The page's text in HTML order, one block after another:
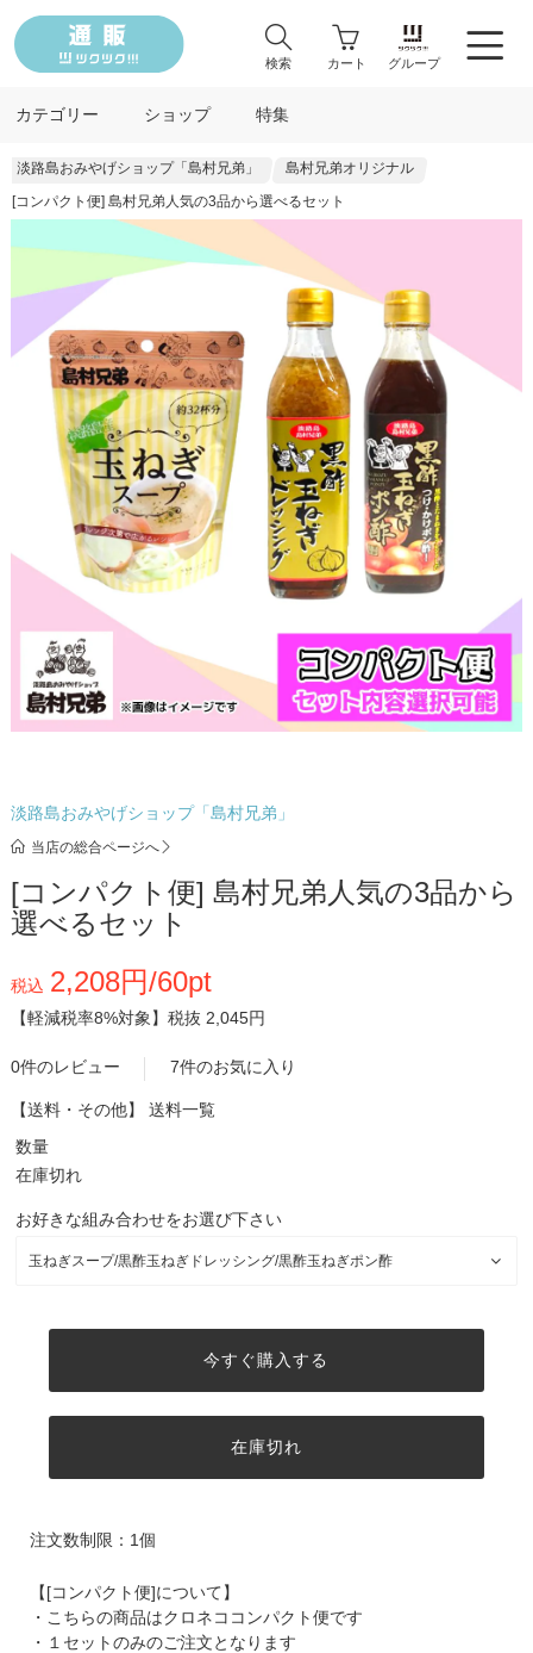
検索 カート グループ
カテゴリー ショップ 特集
淡路島おみやげショップ「島村兄弟」
島村兄弟オリジナル
[コンパクト便] 島村兄弟人気の3品から選べるセット
淡路島おみやげショップ「島村兄弟」
当店の総合ページへ
[コンパクト便] 島村兄弟人気の3品から
選べるセット
税込 2,208円/60pt
【軽減税率8%対象】 税抜 2,045円
0件のレビュー 7件のお気に入り
【送料・その他】 送料一覧
数量
在庫切れ
お好きな組み合わせをお選び下さい
今すぐ購入する
在庫切れ
注文数制限：1個
【[コンパクト便]について】
・こちらの商品はクロネココンパクト便です
・１セットのみのご注文となります